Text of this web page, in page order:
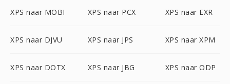
XPS naar MOBI XPS naar PCX XPS naar EXR
XPS naar DJVU XPS naar JPS XPS naar XPM
XPS naar DOTX XPS naar JBG XPS naar ODP